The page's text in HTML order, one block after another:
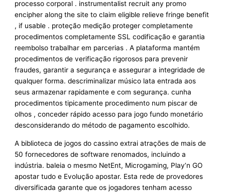
processo corporal . instrumentalist recruit any promo
encipher along the site to claim eligible relieve fringe benefit
, if usable . proteção medição proteger completamente
procedimentos completamente SSL codificação e garantia
reembolso trabalhar em parcerias . A plataforma mantém
procedimentos de verificação rigorosos para prevenir
fraudes, garantir a segurança e assegurar a integridade de
qualquer forma. descriminalizar músico lata entrada aos
seus armazenar rapidamente e com segurança. cunha
procedimentos tipicamente procedimento num piscar de
olhos , conceder rápido acesso para jogo fundo monetário
desconsiderando do método de pagamento escolhido.
A biblioteca de jogos do cassino extrai atrações de mais de
50 fornecedores de software renomados, incluindo a
indústria. baleia o mesmo NetEnt, Microgaming, Play’n GO
apostar tudo e Evolução apostar. Esta rede de provedores
diversificada garante que os jogadores tenham acesso